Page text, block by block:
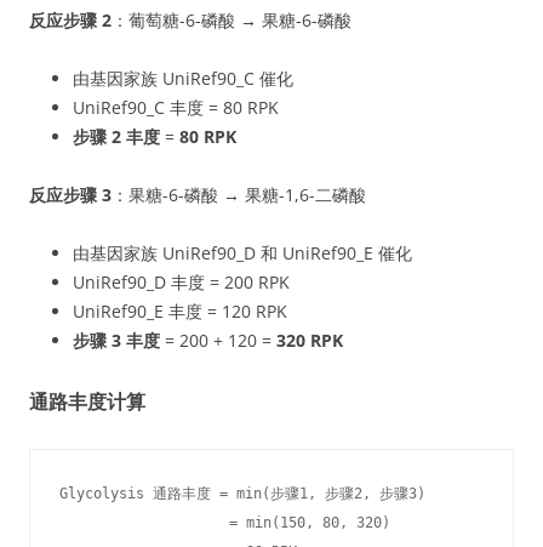
反应步骤 2 ：葡萄糖-6-磷酸 → 果糖-6-磷酸
由基因家族 UniRef90_C 催化
UniRef90_C 丰度 = 80 RPK
步骤 2 丰度 = 80 RPK
反应步骤 3 ：果糖-6-磷酸 → 果糖-1,6-二磷酸
由基因家族 UniRef90_D 和 UniRef90_E 催化
UniRef90_D 丰度 = 200 RPK
UniRef90_E 丰度 = 120 RPK
步骤 3 丰度 = 200 + 120 = 320 RPK
通路丰度计算
Glycolysis 通路丰度 = min(步骤1, 步骤2, 步骤3)
                    = min(150, 80, 320)